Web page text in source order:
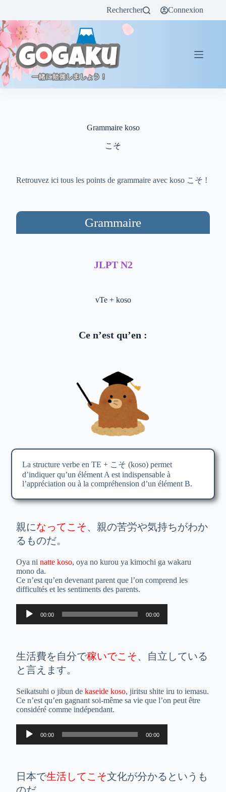
Rechercher Connexion
Grammaire koso
こそ
Retrouvez ici tous les points de grammaire avec koso こそ !
Grammaire
JLPT N2
vTe + koso
Ce n’est qu’en :
La structure verbe en TE + こそ (koso) permet
d’indiquer qu’un élément A est indispensable à
l’appréciation ou à la compréhension d’un élément B.
親になってこそ、親の苦労や気持ちがわか
るものだ。
Oya ninatte koso, oya no kurou ya kimochi ga wakaru
mono da.
Ce n’est qu’en devenant parent que l’on comprend les
difficultés et les sentiments des parents.
Lecteur
audio
00:00 00:00
生活費を自分で稼いでこそ、自立している
と言えます。
Seikatsuhi o jibun dekaseide koso, jiritsu shite iru to iemasu.
Ce n’est qu’en gagnant soi-même sa vie que l’on peut être
considéré comme indépendant.
Lecteur
audio
00:00 00:00
日本で生活してこそ文化が分かるというも